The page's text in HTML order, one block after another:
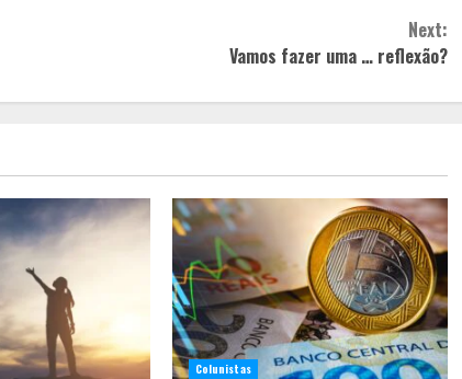
Next:
Vamos fazer uma … reflexão?
Colunistas